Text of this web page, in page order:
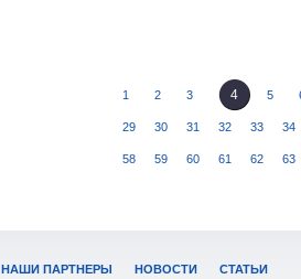
1 2 3 4 5
29 30 31 32 33 34
58 59 60 61 62 63
НАШИ ПАРТНЕРЫ НОВОСТИ СТАТЬИ